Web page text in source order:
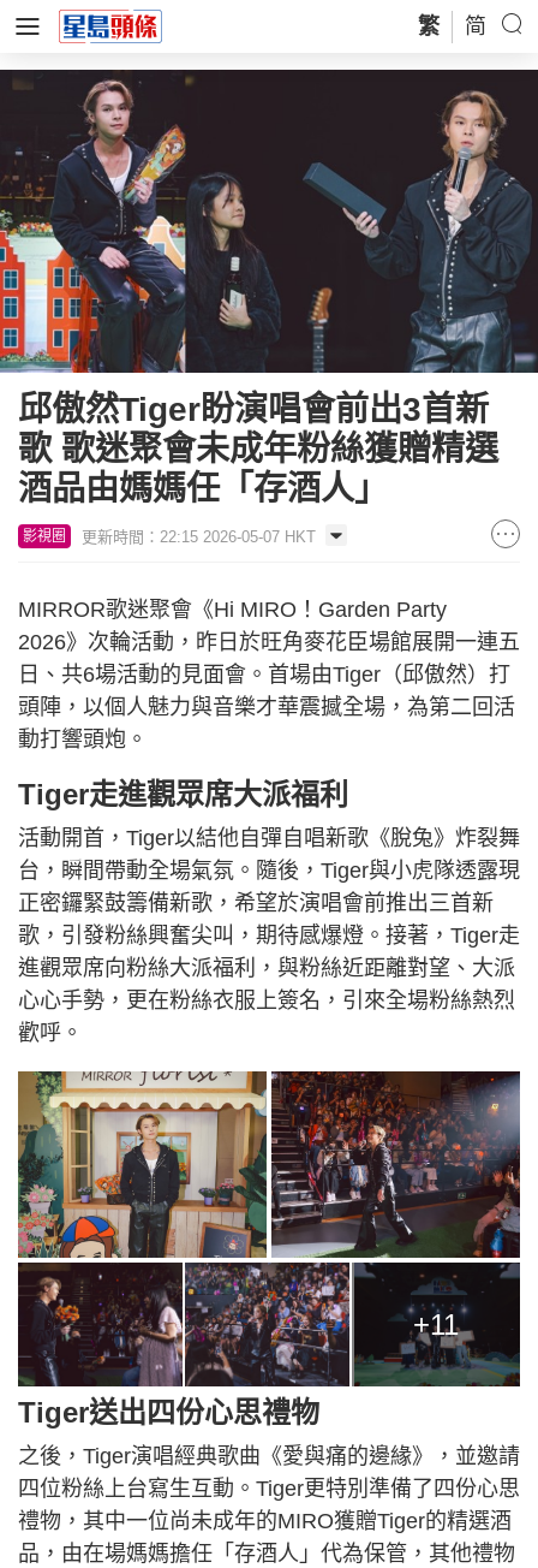
繁 简
邱傲然Tiger盼演唱會前出3首新
歌 歌迷聚會未成年粉絲獲贈精選
酒品由媽媽任「存酒人」
影視圈 更新時間：22:15 2026-05-07 HKT
MIRROR歌迷聚會《Hi MIRO！Garden Party
2026》次輪活動，昨日於旺角麥花臣場館展開一連五
日、共6場活動的見面會。首場由Tiger（邱傲然）打
頭陣，以個人魅力與音樂才華震撼全場，為第二回活
動打響頭炮。
Tiger走進觀眾席大派福利
活動開首，Tiger以結他自彈自唱新歌《脫兔》炸裂舞
台，瞬間帶動全場氣氛。隨後，Tiger與小虎隊透露現
正密鑼緊鼓籌備新歌，希望於演唱會前推出三首新
歌，引發粉絲興奮尖叫，期待感爆燈。接著，Tiger走
進觀眾席向粉絲大派福利，與粉絲近距離對望、大派
心心手勢，更在粉絲衣服上簽名，引來全場粉絲熱烈
歡呼。
+11
Tiger送出四份心思禮物
之後，Tiger演唱經典歌曲《愛與痛的邊緣》，並邀請
四位粉絲上台寫生互動。Tiger更特別準備了四份心思
禮物，其中一位尚未成年的MIRO獲贈Tiger的精選酒
品，由在場媽媽擔任「存酒人」代為保管，其他禮物